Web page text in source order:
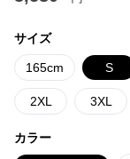
サイズ
165cm S
2XL 3XL
カラー